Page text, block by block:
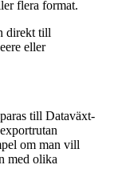
flera format.
direkt till
eller
till Dataväxt-
om man vill
med olika